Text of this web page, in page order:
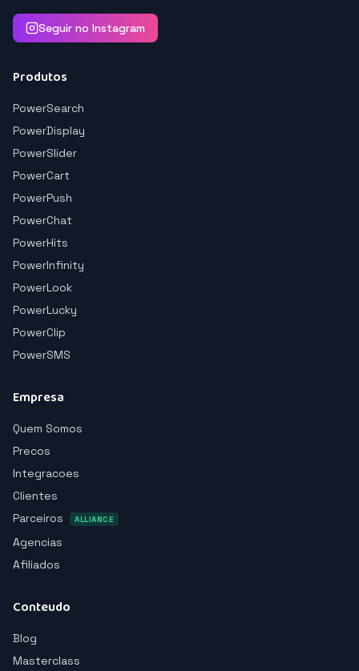
Seguir no Instagram
Produtos
PowerSearch
PowerDisplay
PowerSlider
PowerCart
PowerPush
PowerChat
PowerHits
PowerInfinity
PowerLook
PowerLucky
PowerClip
PowerSMS
Empresa
Quem Somos
Precos
Integracoes
Clientes
Parceiros
ALLIANCE
Agencias
Afiliados
Conteudo
Blog
Masterclass